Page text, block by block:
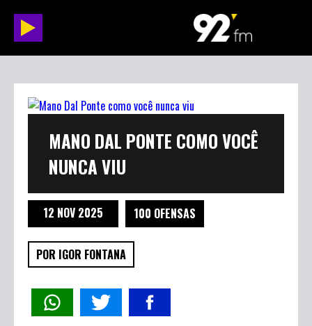
MANO DAL PONTE COMO VOCÊ
NUNCA VIU
12 NOV 2025 100 OFENSAS
POR IGOR FONTANA